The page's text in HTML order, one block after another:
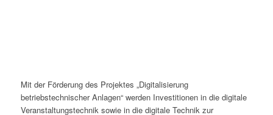
Mit der Förderung des Projektes „Digitalisierung
betriebstechnischer Anlagen“ werden Investitionen in die digitale
Veranstaltungstechnik sowie in die digitale Technik zur